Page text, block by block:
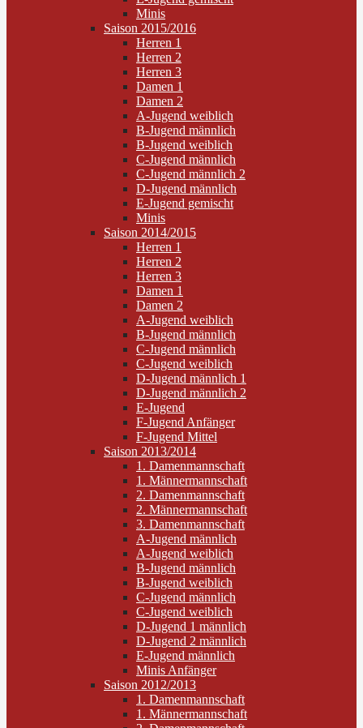
Minis
Saison 2015/2016
Herren 1
Herren 2
Herren 3
Damen 1
Damen 2
A-Jugend weiblich
B-Jugend männlich
B-Jugend weiblich
C-Jugend männlich
C-Jugend männlich 2
D-Jugend männlich
E-Jugend gemischt
Minis
Saison 2014/2015
Herren 1
Herren 2
Herren 3
Damen 1
Damen 2
A-Jugend weiblich
B-Jugend männlich
C-Jugend männlich
C-Jugend weiblich
D-Jugend männlich 1
D-Jugend männlich 2
E-Jugend
F-Jugend Anfänger
F-Jugend Mittel
Saison 2013/2014
1. Damenmannschaft
1. Männermannschaft
2. Damenmannschaft
2. Männermannschaft
3. Damenmannschaft
A-Jugend männlich
A-Jugend weiblich
B-Jugend männlich
B-Jugend weiblich
C-Jugend männlich
C-Jugend weiblich
D-Jugend 1 männlich
D-Jugend 2 männlich
E-Jugend männlich
Minis Anfänger
Saison 2012/2013
1. Damenmannschaft
1. Männermannschaft